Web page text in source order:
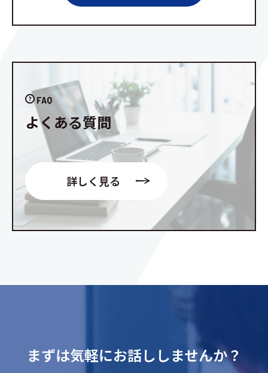
FAQ
よくある質問
詳しく見る
まずは気軽にお話ししませんか？